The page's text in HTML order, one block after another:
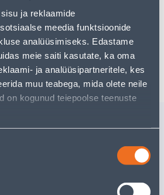
ja reklaamide
meedia funktsioonide
analüüsimiseks. Edastame
meie saiti kasutate, ka oma
ja analüüsipartneritele, kes
muu teabega, mida olete neile
on kogunud teiepoolse teenuste
4,19 € от 2-5 tööpäeva
от 2,29 € с 2-5 tööpäeva
с 06.08.2026
60W
Доставка